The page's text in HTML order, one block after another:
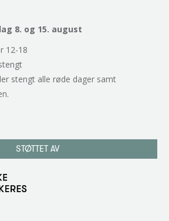
8. og 15. august
12-18
stengt alle røde dager samt
STØTTET AV